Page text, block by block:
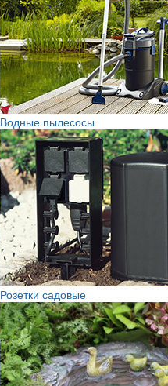
Водные пылесосы
Розетки садовые